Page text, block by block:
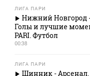
ЛИГА ПАРИ
Нижний Новгород
Голы и лучшие
PARI. Футбол
00:38
ЛИГА ПАРИ
Шинник -